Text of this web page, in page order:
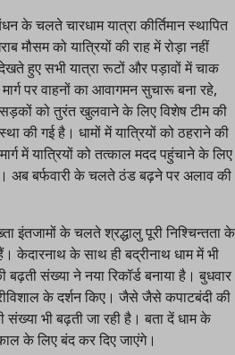
के चलते चारधाम यात्रा कीर्तिमान स्थापित
मौसम को यात्रियों की राह में रोड़ा नहीं
हुए सभी यात्रा रूटों और पड़ावों में चाक
पर वाहनों का आवागमन सुचारू बना रहे,
को तुरंत खुलवाने के लिए विशेष टीम की
की गई है। धामों में यात्रियों को ठहराने की
में यात्रियों को तत्काल मदद पहुंचाने के लिए
अब बर्फवारी के चलते ठंड बढ़ने पर अलाव की
इंतजामों के चलते श्रद्धालु पूरी निश्चिन्तता के
केदारनाथ के साथ ही बद्रीनाथ धाम में भी
बढ़ती संख्या ने नया रिकॉर्ड बनाया है। बुधवार
के दर्शन किए। जैसे जैसे कपाटबंदी की
संख्या भी बढ़ती जा रही है। बता दें धाम के
के लिए बंद कर दिए जाएंगे।